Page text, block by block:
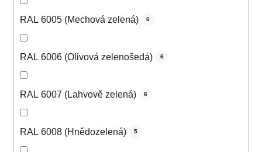
RAL 6005 (Mechová zelená) 6
RAL 6006 (Olivová zelenošedá) 6
RAL 6007 (Lahvově zelená) 6
RAL 6008 (Hnědozelená) 5